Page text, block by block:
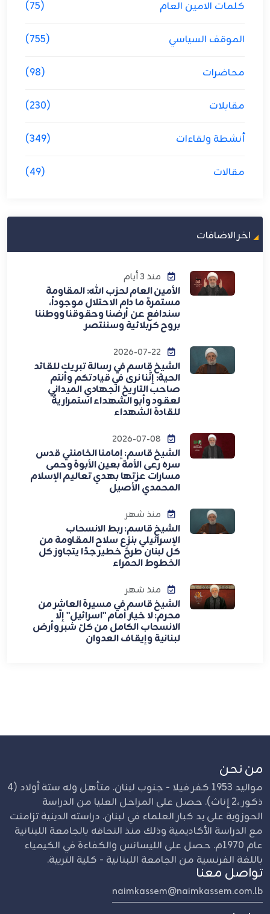
كلمات الامين العام (75)
الموقف السياسي (755)
محاضرات (98)
مقابلات (230)
أنشطة ولقاءات (349)
مقالات (49)
اخر الاضافات
منذ 3 أيام
الأمين العام لحزب الله: المقاومة
مستمرة ما دام الاحتلال موجوداً،
سندافع عن أرضنا وحقوقنا ووطننا
بروح كربلائية وسننتصر
الشيخ قاسم في رسالة تبريك للقائد
الحية: إنَّنا نرى في قيادتكم وأنتم
صاحب التاريخ الجهادي الميداني
لعقود وأبو الشهداء استمراريةً
للقادة الشهداء
الشيخ قاسم: إمامنا الخامنئي قدس
سره رعى الأمة بعين الأبوة وحمى
مسارات عزتها بهدي تعاليم الإسلام
المحمدي الأصيل
منذ شهر
الشيخ قاسم: ربط الانسحاب
الإسرائيلي بنزع سلاح المقاومة من
كل لبنان طرحٌ خطير جدًا يتجاوز كل
الخطوط الحمراء
منذ شهر
الشيخ قاسم في مسيرة العاشر من
محرم: لا خيار أمام "اسرائيل" إلّا
الانسحاب الكامل من كلّ شبر وأرض
لبنانية وإيقاف العدوان
من نحن
مواليد 1953 كفر فيلا - جنوب لبنان. متأهل وله ستة أولاد (4
ذكور ،2 إناث). حصل على المراحل العليا من الدراسة
الحوزوية على يد كبار العلماء في لبنان. دراسته الدينية تزامنت
مع الدراسة الأكاديمية وذلك منذ التحاقه بالجامعة اللبنانية
عام 1970م. حصل على الليسانس والكفاءة في الكيمياء
باللغة الفرنسية من الجامعة اللبنانية - كلية التربية.
تواصل معنا
naimkassem@naimkassem.com.lb